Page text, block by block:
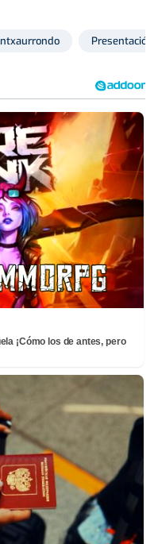
Presentación
¡Cómo los de antes, pero